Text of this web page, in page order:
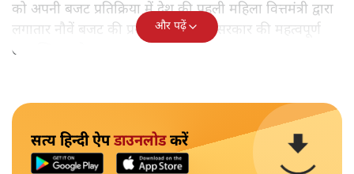
को अपनी बजट प्रतिक्रिया में देश की पहली महिला वित्तमंत्री द्वारा
लगातार नौवें बजट की प्रस्तुति को अपनी सरकार की महत्वपूर्ण
उपलब्धि बताने पर मजबूर होना पड़ा।
और पढ़ें
सत्य हिन्दी ऐपडाउनलोडकरें